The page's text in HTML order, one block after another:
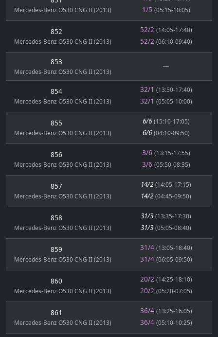
Mercedes-Benz O530 CNG II (2013) 1/5 (05:15-10:05)
852
Mercedes-Benz O530 CNG II (2013)
52/2 (14:05-17:40)
52/2 (06:10-09:40)
853
Mercedes-Benz O530 CNG II (2013)
---
854
Mercedes-Benz O530 CNG II (2013)
32/1 (13:50-17:40)
32/1 (05:05-10:00)
855
Mercedes-Benz O530 CNG II (2013)
6/6 (15:10-17:05)
6/6 (04:10-09:50)
856
Mercedes-Benz O530 CNG II (2013)
3/6 (13:15-17:55)
3/6 (05:50-08:35)
857
Mercedes-Benz O530 CNG II (2013)
14/2 (14:05-17:15)
14/2 (04:45-09:50)
858
Mercedes-Benz O530 CNG II (2013)
31/3 (13:35-17:30)
31/3 (05:05-08:40)
859
Mercedes-Benz O530 CNG II (2013)
31/4 (13:05-18:40)
31/4 (06:05-09:50)
860
Mercedes-Benz O530 CNG II (2013)
20/2 (14:25-18:10)
20/2 (05:20-07:05)
861
Mercedes-Benz O530 CNG II (2013)
36/4 (13:25-16:05)
36/4 (05:10-10:25)